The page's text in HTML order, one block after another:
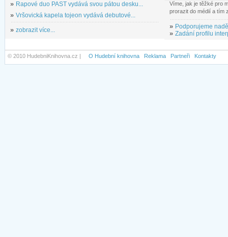
» Rapové duo PAST vydává svou pátou desku...
» Vršovická kapela tojeon vydává debutové...
» zobrazit více...
Víme, jak je těžké pro
prorazit do médií a tím
» Podporujeme
» Zadání profilu
© 2010 HudebniKnihovna.cz | O Hudební knihovna Reklama Partneři Kontakty